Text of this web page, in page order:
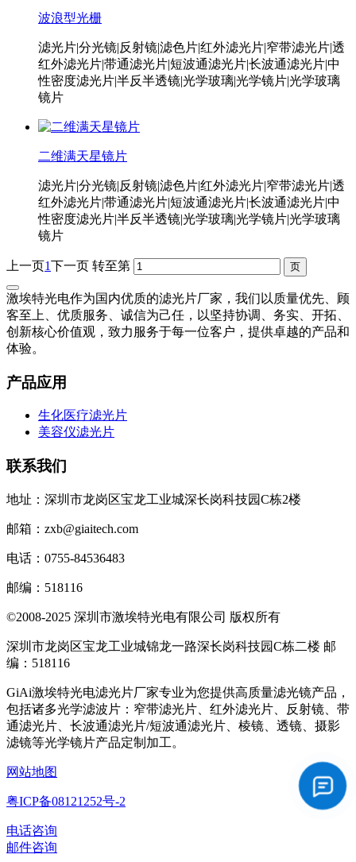
波浪型光栅
滤光片|分光镜|反射镜|滤色片|红外滤光片|窄带滤光片|透
红外滤光片|带通滤光片|短波通滤光片|长波通滤光片|中
性密度滤光片|半反半透镜|光学玻璃|光学镜片|光学玻璃
镜片
二维满天星镜片
滤光片|分光镜|反射镜|滤色片|红外滤光片|窄带滤光片|透
红外滤光片|带通滤光片|短波通滤光片|长波通滤光片|中
性密度滤光片|半反半透镜|光学玻璃|光学镜片|光学玻璃
镜片
上一页1下一页 转至第
激埃特光电作为国内优质的滤光片厂家，我们以质量优先、顾
客至上、优质服务、诚信为己任，以坚持协调、务实、开拓、
创新核心价值观，致力服务于每一位客户，提供卓越的产品和
体验。
产品应用
生化医疗滤光片
美容仪滤光片
联系我们
地址：深圳市龙岗区宝龙工业城深长岗科技园C栋2楼
邮箱：zxb@giaitech.com
电话：0755-84536483
邮编：518116
©2008-2025 深圳市激埃特光电有限公司 版权所有
深圳市龙岗区宝龙工业城锦龙一路深长岗科技园C栋二楼 邮
编：518116
GiAi激埃特光电滤光片厂家专业为您提供高质量滤光镜产品，
包括诸多光学滤波片：窄带滤光片、红外滤光片、反射镜、带
通滤光片、长波通滤光片/短波通滤光片、棱镜、透镜、摄影
滤镜等光学镜片产品定制加工。
网站地图
粤ICP备08121252号-2
电话咨询
邮件咨询